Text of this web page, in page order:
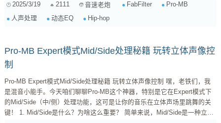
题，就是怎么用它来给 Hip-hop 人声做“美容”。 为什么选择 Pro-MB？ 市面
2025/3/19 2111 音速老炮 FabFilter
Pro-MB
人声处理
动态EQ Hip-hop
Pro-MB Expert模式Mid/Side处理秘籍 玩转立体声像控
制
Pro-MB Expert模式Mid/Side处理秘籍 玩转立体声像控制 嘿，老铁们，我
是混音小能手。今天咱们聊聊Pro-MB这个神器，特别是它在Expert模式下
的Mid/Side（中/侧）处理功能，这可是让你的音乐在立体声场里跳舞的关
键！ 1. Mid/Side是什么？为啥这么重要？ 简单来说，Mid/Side是一种立体